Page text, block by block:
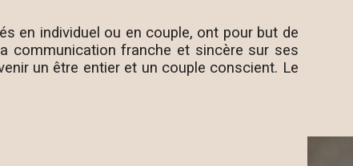
en individuel ou en couple, ont pour but de
communication franche et sincère sur ses
un être entier et un couple conscient. Le